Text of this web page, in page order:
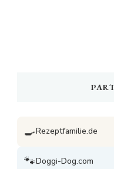
🍳Rezeptfamilie.de
🐾Doggi-Dog.com